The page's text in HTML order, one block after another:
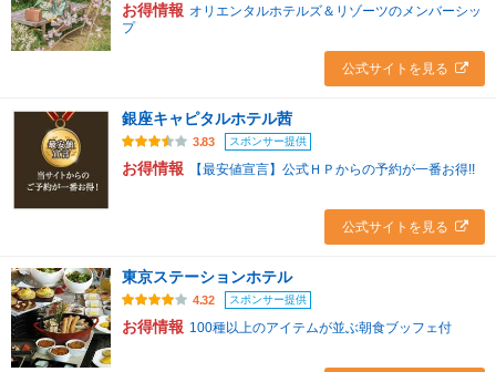
お得情報 オリエンタルホテルズ＆リゾーツのメンバーシッ
プ
公式サイトを見る
銀座キャピタルホテル茜
3.83 スポンサー提供
お得情報 【最安値宣言】公式ＨＰからの予約が一番お得!!
公式サイトを見る
東京ステーションホテル
4.32 スポンサー提供
お得情報 100種以上のアイテムが並ぶ朝食ブッフェ付